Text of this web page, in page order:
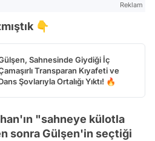
Reklam
👇
Sahnesinde Giydiği İç
Transparan Kıyafeti ve
Şovlarıyla Ortalığı Yıktı! 🔥
"sahneye külotla
sonra Gülşen'in seçtiği